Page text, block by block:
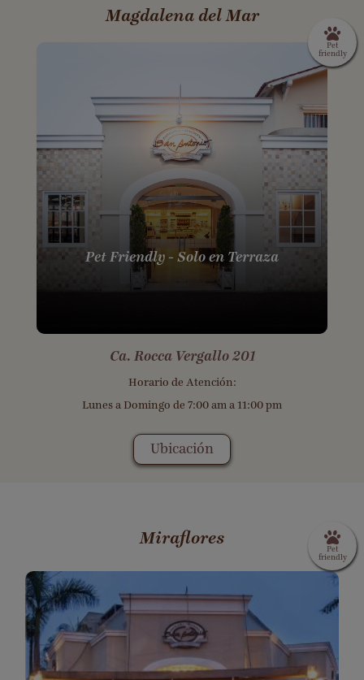
Magdalena del Mar
Pet Friendly - Solo en Terraza
Ca. Rocca Vergallo 201
Horario de Atención:
Lunes a Domingo de 7:00 am a 11:00 pm
Ubicación
Miraflores